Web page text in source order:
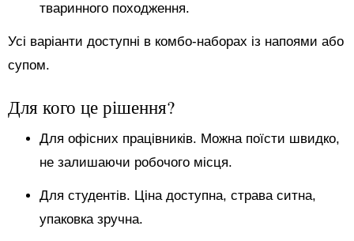
тваринного походження.
Усі варіанти доступні в комбо-наборах із напоями або
супом.
Для кого це рішення?
Для офісних працівників. Можна поїсти швидко,
не залишаючи робочого місця.
Для студентів. Ціна доступна, страва ситна,
упаковка зручна.